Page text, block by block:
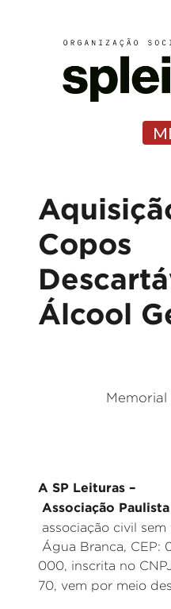
Copos
Álcool
Memorial
A SP Leituras –
Associação
associação civil
Água Branca, CEP:
000, inscrita no
70, vem por meio